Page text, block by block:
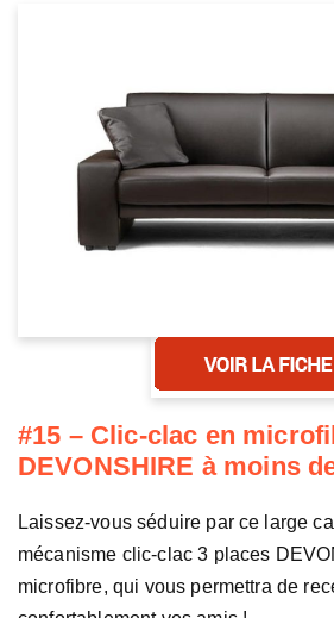
#15 – Clic-clac en
DEVONSHIRE à moins
Laissez-vous séduire par ce large
mécanisme clic-clac 3 places
microfibre, qui vous permettra de